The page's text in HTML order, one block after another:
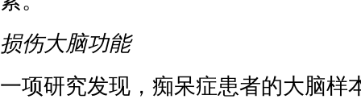
损伤大脑功能
一项研究发现，痴呆症患者的大脑样